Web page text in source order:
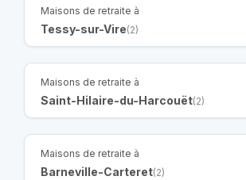
Maisons de retraite à
Tessy-sur-Vire(2)
Maisons de retraite à
Saint-Hilaire-du-Harcouët(2)
Maisons de retraite à
Barneville-Carteret(2)